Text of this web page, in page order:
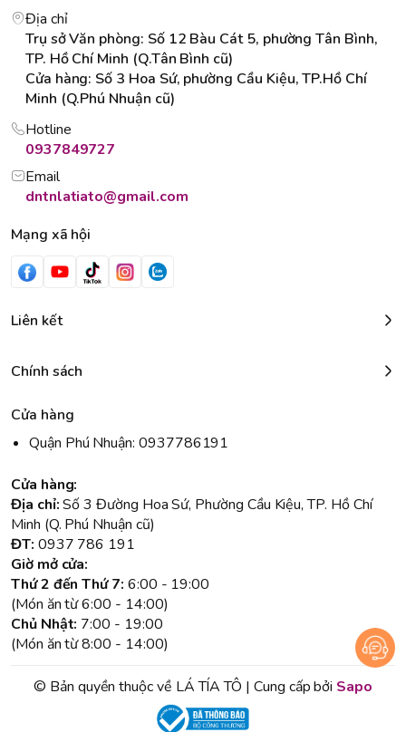
Địa chỉ
Trụ sở Văn phòng: Số 12 Bàu Cát 5, phường Tân Bình,
TP. Hồ Chí Minh (Q.Tân Bình cũ)
Cửa hàng: Số 3 Hoa Sứ, phường Cầu Kiệu, TP.Hồ Chí
Minh (Q.Phú Nhuận cũ)
Hotline
0937849727
Email
dntnlatiato@gmail.com
Mạng xã hội
Liên kết
Chính sách
Cửa hàng
Quận Phú Nhuận: 0937786191
Cửa hàng:
Địa chỉ:Số 3 Đường Hoa Sứ, Phường Cầu Kiệu, TP. Hồ Chí
Minh (Q. Phú Nhuận cũ)
ĐT: 0937 786 191
Giờ mở cửa:
Thứ 2 đến Thứ 7: 6:00 - 19:00
(Món ăn từ 6:00 - 14:00)
Chủ Nhật: 7:00 - 19:00
(Món ăn từ 8:00 - 14:00)
© Bản quyền thuộc về LÁ TÍA TÔ | Cung cấp bởi Sapo